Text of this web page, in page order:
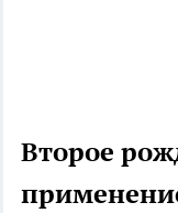
Второе